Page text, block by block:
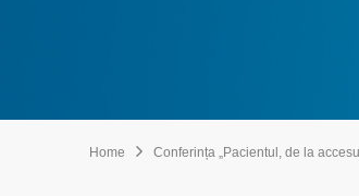
Home Conferința „Pacientul, de la